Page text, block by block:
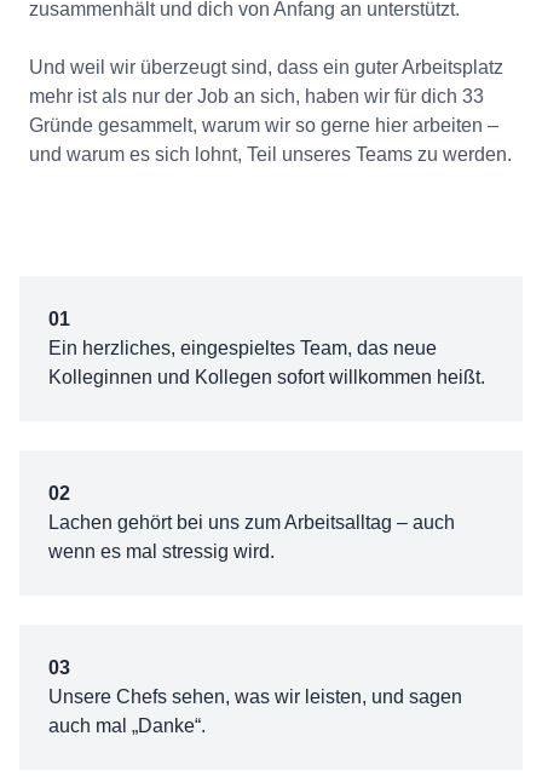
zusammenhält und dich von Anfang an unterstützt.
Und weil wir überzeugt sind, dass ein guter Arbeitsplatz
mehr ist als nur der Job an sich, haben wir für dich 33
Gründe gesammelt, warum wir so gerne hier arbeiten –
und warum es sich lohnt, Teil unseres Teams zu werden.
01
Ein herzliches, eingespieltes Team, das neue
Kolleginnen und Kollegen sofort willkommen heißt.
02
Lachen gehört bei uns zum Arbeitsalltag – auch
wenn es mal stressig wird.
03
Unsere Chefs sehen, was wir leisten, und sagen
auch mal „Danke“.